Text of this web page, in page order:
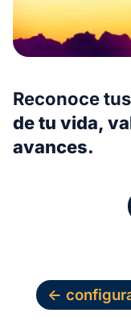
Reconoce
de tu vida,
avances.
←